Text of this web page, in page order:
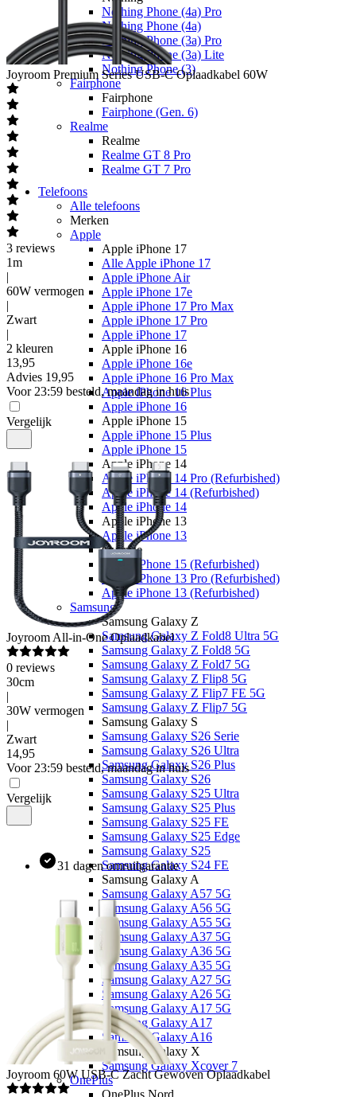
Nothing Phone (4a) Pro
Nothing Phone (4a)
Nothing Phone (3a) Pro
Nothing Phone (3a) Lite
Nothing Phone (3)
Fairphone
Fairphone
Fairphone (Gen. 6)
Realme
Realme
Realme GT 8 Pro
Realme GT 7 Pro
Telefoons
Alle telefoons
Merken
Apple
Apple iPhone 17
Alle Apple iPhone 17
Apple iPhone Air
Apple iPhone 17e
Apple iPhone 17 Pro Max
Apple iPhone 17 Pro
Apple iPhone 17
Apple iPhone 16
Apple iPhone 16e
Apple iPhone 16 Pro Max
Apple iPhone 16 Plus
Apple iPhone 16
Apple iPhone 15
Apple iPhone 15 Plus
Apple iPhone 15
Apple iPhone 14
Apple iPhone 14 Pro (Refurbished)
Apple iPhone 14 (Refurbished)
Apple iPhone 14
Apple iPhone 13
Apple iPhone 13
Overige
Apple iPhone 15 (Refurbished)
Apple iPhone 13 Pro (Refurbished)
Apple iPhone 13 (Refurbished)
Samsung
Samsung Galaxy Z
Samsung Galaxy Z Fold8 Ultra 5G
Samsung Galaxy Z Fold8 5G
Samsung Galaxy Z Fold7 5G
Samsung Galaxy Z Flip8 5G
Samsung Galaxy Z Flip7 FE 5G
Samsung Galaxy Z Flip7 5G
Samsung Galaxy S
Samsung Galaxy S26 Serie
Samsung Galaxy S26 Ultra
Samsung Galaxy S26 Plus
Samsung Galaxy S26
Samsung Galaxy S25 Ultra
Samsung Galaxy S25 Plus
Samsung Galaxy S25 FE
Samsung Galaxy S25 Edge
Samsung Galaxy S25
Samsung Galaxy S24 FE
Samsung Galaxy A
Samsung Galaxy A57 5G
Samsung Galaxy A56 5G
Samsung Galaxy A55 5G
Samsung Galaxy A37 5G
Samsung Galaxy A36 5G
Samsung Galaxy A35 5G
Samsung Galaxy A27 5G
Samsung Galaxy A26 5G
Samsung Galaxy A17 5G
Samsung Galaxy A17
Samsung Galaxy A16
Samsung Galaxy X
Samsung Galaxy Xcover 7
OnePlus
OnePlus Nord
Joyroom Premium Series USB-C Oplaadkabel 60W
3 reviews
1m
|
60W vermogen
|
Zwart
|
2 kleuren
13,95
Advies 19,95
Voor 23:59 besteld, maandag in huis
Vergelijk
Joyroom All-in-One Oplaadkabel
0 reviews
30cm
|
30W vermogen
|
Zwart
14,95
Voor 23:59 besteld, maandag in huis
Vergelijk
31 dagen omruilgarantie
Joyroom 60W USB-C Zacht Gewoven Oplaadkabel